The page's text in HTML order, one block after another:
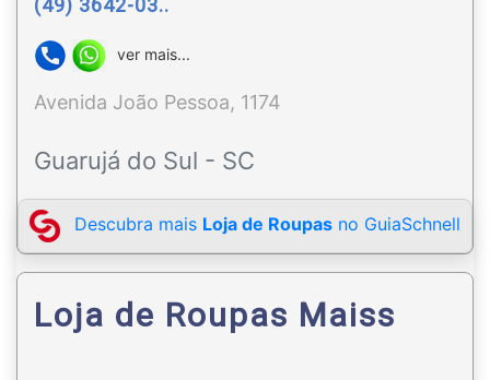
ver mais...
Avenida João Pessoa, 1174
Guarujá do Sul - SC
Descubra mais Loja de Roupas no GuiaSchnell
Loja de Roupas Maiss